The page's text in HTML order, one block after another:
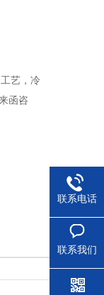
艺，冷
函咨
联系电话
联系我们